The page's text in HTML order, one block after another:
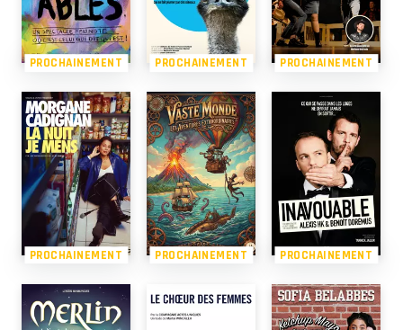
PROCHAINEMENT PROCHAINEMENT PROCHAINEMENT
PROCHAINEMENT PROCHAINEMENT PROCHAINEMENT